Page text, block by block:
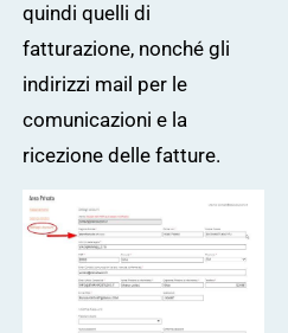
quindi quelli di
fatturazione, nonché gli
indirizzi mail per le
comunicazioni e la
ricezione delle fatture.